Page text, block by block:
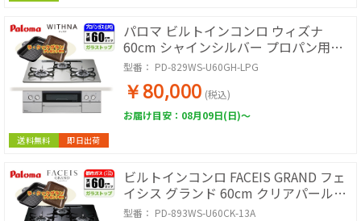
送料無料 即日出荷
パロマ ビルトインコンロ ウィズナ
60cm シャインシルバー プロパン用
【日本製】台数限定!!ラ・クックグラン
サービス! PD-829WS-U60GH-LPG
型番： PD-829WS-U60GH-LPG
￥80,000 (税込)
お届け目安：08月09日(日)～
ビルトインコンロ FACEIS GRAND フェ
イシス グランド 60cm クリアパールブ
ラック 都市ガス用【日本製】台数限
型番： PD-893WS-U60CK-13A